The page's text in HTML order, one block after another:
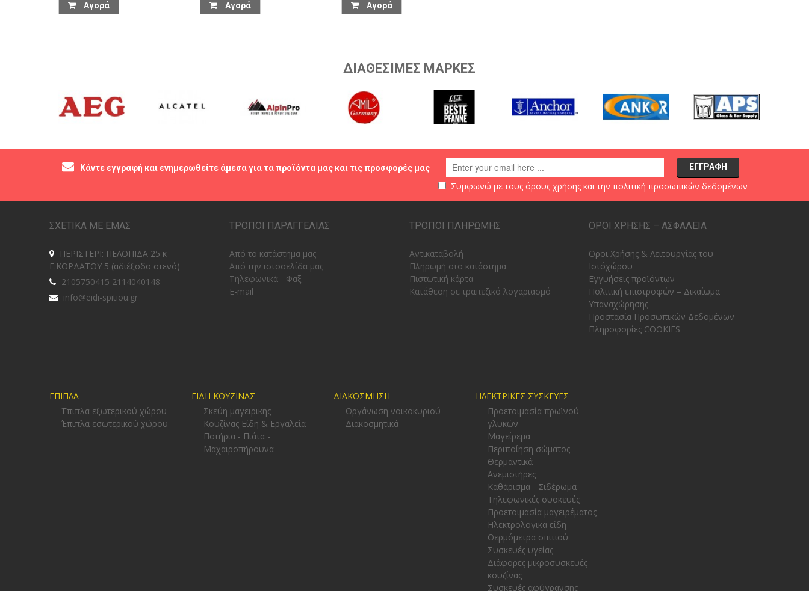
Αγορά Αγορά Αγορά
ΔΙΑΘΕΣΙΜΕΣ ΜΑΡΚΕΣ
Κάντε εγγραφή και ενημερωθείτε άμεσα για τα προϊόντα μας και τις προσφορές μας
Συμφωνώ με τους όρους χρήσηςκαι την πολιτική προσωπικών δεδομένων
ΣΧΕΤΙΚΑ ΜΕ ΕΜΑΣ
ΠΕΡΙΣΤΕΡΙ: ΠΕΛΟΠΙΔΑ 25 κ
Γ.ΚΟΡΔΑΤΟΥ 5 (αδιέξοδο στενό)
2105750415 2114040148
info@eidi-spitiou.gr
ΤΡΟΠΟΙ ΠΑΡΑΓΓΕΛΙΑΣ
Από το κατάστημα μας
Από την ιστοσελίδα μας
Tηλεφωνικά - Φαξ
E-mail
ΤΡΟΠΟΙ ΠΛΗΡΩΜΗΣ
Αντικαταβολή
Πληρωμή στο κατάστημα
Πιστωτική κάρτα
Κατάθεση σε τραπεζικό λογαριασμό
ΟΡΟΙ ΧΡΗΣΗΣ – ΑΣΦΑΛΕΙΑ
Οροι Χρήσης & Λειτουργίας του
Ιστόχώρου
Εγγυήσεις προϊόντων
Πολιτική επιστροφών – Δικαίωμα
Υπαναχώρησης
Προστασία Προσωπικών Δεδομένων
Πληροφορίες COOKIES
ΕΠΙΠΛΑ
Έπιπλα εξωτερικού χώρου
Έπιπλα εσωτερικού χώρου
ΕΙΔΗ ΚΟΥΖΙΝΑΣ
Σκεύη μαγειρικής
Κουζίνας Είδη & Εργαλεία
Ποτήρια - Πιάτα -
Μαχαιροπήρουνα
ΔΙΑΚΟΣΜΗΣΗ
Οργάνωση νοικοκυριού
Διακοσμητικά
ΗΛΕΚΤΡΙΚΕΣ ΣΥΣΚΕΥΕΣ
Προετοιμασία πρωϊνού -
γλυκών
Μαγείρεμα
Περιποίηση σώματος
Θερμαντικά
Ανεμιστήρες
Καθάρισμα - Σιδέρωμα
Τηλεφωνικές συσκευές
Προετοιμασία μαγειρέματος
Ηλεκτρολογικά είδη
Θερμόμετρα σπιτιού
Συσκευές υγείας
Διάφορες μικροσυσκευές
κουζίνας
Συσκευές αφύγρανσης